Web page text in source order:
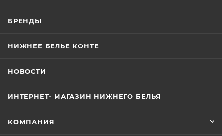
БРЕНДЫ
НИЖНЕЕ БЕЛЬЕ КОНТЕ
НОВОСТИ
ИНТЕРНЕТ- МАГАЗИН НИЖНЕГО БЕЛЬЯ
КОМПАНИЯ